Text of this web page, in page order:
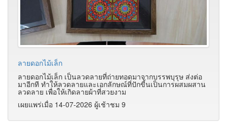
ลายดอกไม้เล็ก
ลายดอกไม้เล็ก เป็นลวดลายที่ถ่ายทอดมาจากบรรพบุรุษ ส่งต่อ
มาอีกที ทำให้ลวดลายและเอกลักษณ์ที่ปักขี้นเป็นการผสมผสาน
ลวดลาย เพื่อให้เกิดลายผ้าที่สวยงาม
เผยแพร่เมื่อ 14-07-2026 ผู้เช้าชม 9